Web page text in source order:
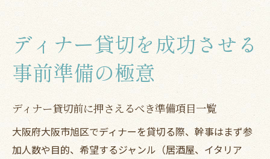
ディナー貸切を成功させる
事前準備の極意
ディナー貸切前に押さえるべき準備項目一覧
大阪府大阪市旭区でディナーを貸切る際、幹事はまず参
加人数や目的、希望するジャンル（居酒屋、イタリア